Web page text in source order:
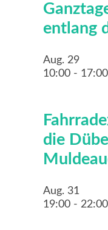
entlang
Aug. 29
10:00 - 17:00
die
Aug. 31
19:00 - 22:00